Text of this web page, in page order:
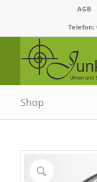
AGB
Telefon:
Shop